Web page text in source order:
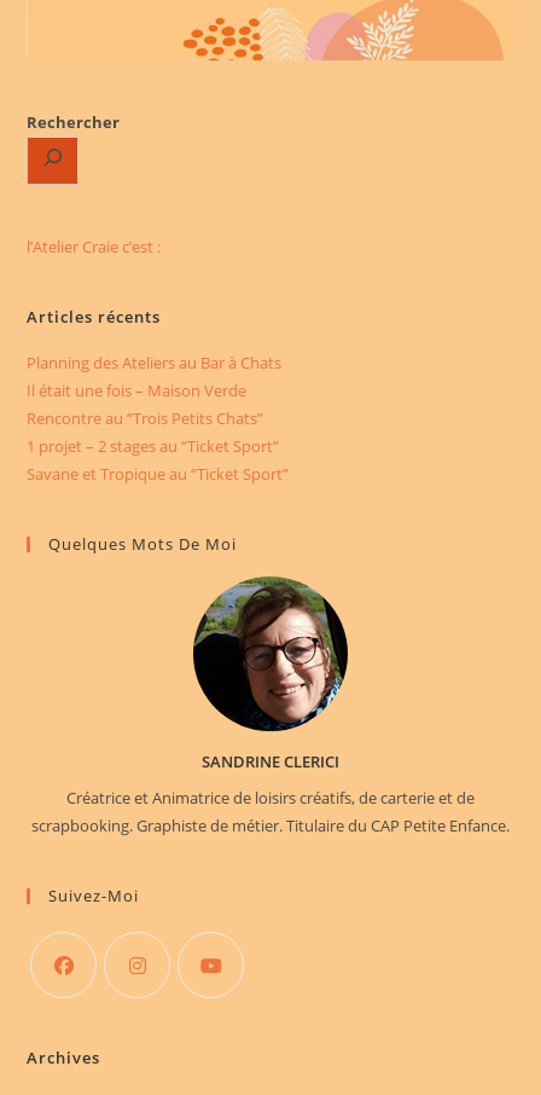
Rechercher
l’Atelier Craie c’est :
Articles récents
Planning des Ateliers au Bar à Chats
Il était une fois – Maison Verde
Rencontre au “Trois Petits Chats”
1 projet – 2 stages au “Ticket Sport”
Savane et Tropique au “Ticket Sport”
Quelques Mots De Moi
SANDRINE CLERICI
Créatrice et Animatrice de loisirs créatifs, de carterie et de
scrapbooking. Graphiste de métier. Titulaire du CAP Petite Enfance.
Suivez-Moi
Archives